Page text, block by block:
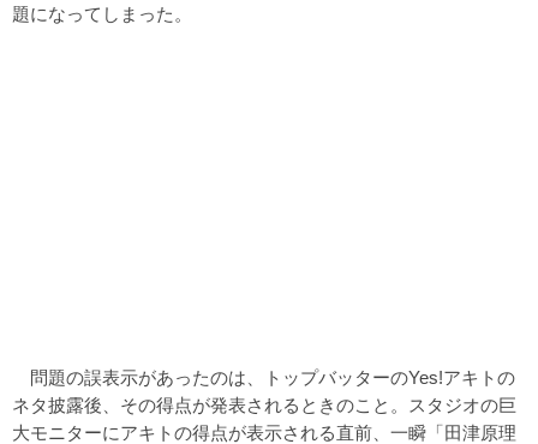
題になってしまった。
問題の誤表示があったのは、トップバッターのYes!アキトの
ネタ披露後、その得点が発表されるときのこと。スタジオの巨
大モニターにアキトの得点が表示される直前、一瞬「田津原理